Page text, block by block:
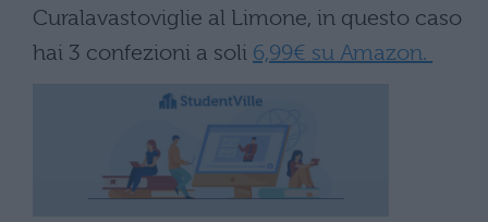
Curalavastoviglie al Limone, in questo caso
hai 3 confezioni a soli 6,99€ su Amazon.